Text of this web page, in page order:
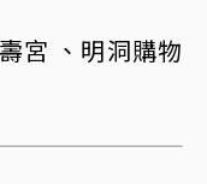
宮 、明洞購物